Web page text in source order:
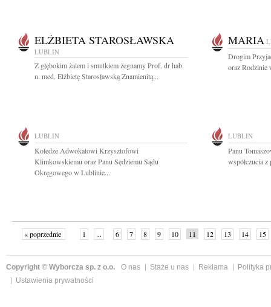
ELŻBIETA STAROSŁAWSKA
LUBLIN
Z głębokim żalem i smutkiem żegnamy Prof. dr hab.
n. med. Elżbietę Starosławską Znamienitą...
MARIA
Drogim
oraz Rodzinie
LUBLIN
Koledze Adwokatowi Krzysztofowi
Klimkowskiemu oraz Panu Sędziemu Sądu
Okręgowego w Lublinie...
LUBLIN
Panu
współczucia
« poprzednie 1 ... 6 7 8 9 10 11 12 13 14 15
Copyright © Wyborcza sp. z o.o. O nas Staże u nas Reklama
Polityka
Ustawienia prywatności